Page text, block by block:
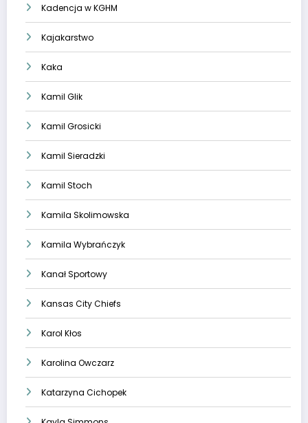
Kadencja w KGHM
Kajakarstwo
Kaka
Kamil Glik
Kamil Grosicki
Kamil Sieradzki
Kamil Stoch
Kamila Skolimowska
Kamila Wybrańczyk
Kanał Sportowy
Kansas City Chiefs
Karol Kłos
Karolina Owczarz
Katarzyna Cichopek